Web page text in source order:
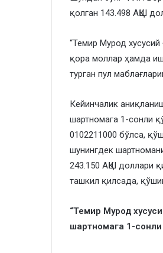
қолган 143.498 АҚШ
“Темир Мурод
қора моллар ҳамда
турган пул
Кейинчалик
шартномага 1-сонли
0102211000 бўлса,
шунингдек
243.150 АҚШ доллари
ташкил қилсада,
“Темир Мурод
шартномага 1-